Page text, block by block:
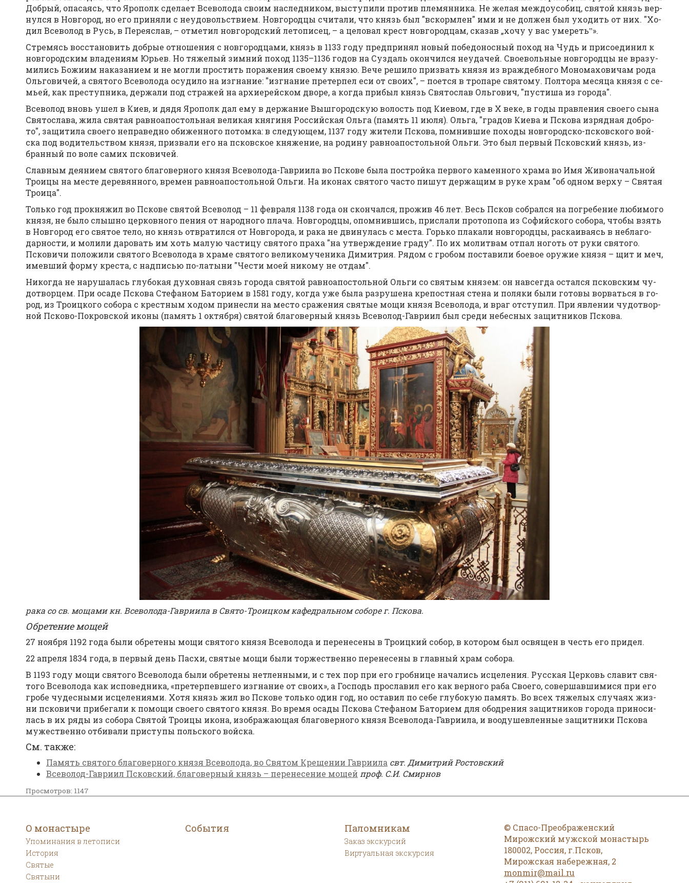
Доб­рый, опа­са­ясь, что Яро­полк сде­ла­ет Все­во­ло­да сво­им на­след­ни­ком, вы­сту­пи­ли про­тив пле­мян­ни­ка. Не же­лая меж­до­усо­биц, свя­той князь вер­
нул­ся в Нов­го­род, но его при­ня­ли с неудо­воль­стви­ем. Нов­го­род­цы счи­та­ли, что князь был "вскорм­лен" ими и не дол­жен был ухо­дить от них. "Хо­
дил Все­во­лод в Русь, в Пе­ре­я­с­лав, – от­ме­тил нов­го­род­ский ле­то­пи­сец, – а це­ло­вал крест нов­го­род­цам, ска­зав „хо­чу у вас уме­реть‟».
Стре­мясь вос­ста­но­вить доб­рые от­но­ше­ния с нов­го­род­ца­ми, князь в 1133 го­ду пред­при­нял но­вый по­бе­до­нос­ный по­ход на Чудь и при­со­еди­нил к
нов­го­род­ским вла­де­ни­ям Юрьев. Но тя­же­лый зим­ний по­ход 1135–1136 го­дов на Суз­даль окон­чил­ся неуда­чей. Свое­воль­ные нов­го­род­цы не вра­зу­
ми­лись Бо­жи­им на­ка­за­ни­ем и не мог­ли про­стить по­ра­же­ния сво­е­му кня­зю. Ве­че ре­ши­ло при­звать кня­зя из враж­деб­но­го Мо­но­ма­хо­ви­чам ро­да
Оль­го­ви­чей, а свя­то­го Все­во­ло­да осу­ди­ло на из­гна­ние: "из­гна­ние пре­тер­пел еси от сво­их", – по­ет­ся в тро­па­ре свя­то­му. Пол­то­ра ме­ся­ца кня­зя с се­
мьей, как пре­ступ­ни­ка, дер­жа­ли под стра­жей на ар­хи­ерей­ском дво­ре, а ко­гда при­был князь Свя­то­слав Оль­го­вич, "пу­сти­ша из го­ро­да".
Все­во­лод вновь ушел в Ки­ев, и дя­дя Яро­полк дал ему в дер­жа­ние Вы­ш­го­род­скую во­лость под Ки­е­вом, где в Х ве­ке, в го­ды прав­ле­ния сво­е­го сы­на
Свя­то­сла­ва, жи­ла свя­тая рав­ноап­о­столь­ная ве­ли­кая кня­ги­ня Рос­сий­ская Оль­га (па­мять 11 июля). Оль­га, "гра­дов Ки­е­ва и Пско­ва из­ряд­ная доб­ро­
то", за­щи­ти­ла сво­е­го непра­вед­но оби­жен­но­го по­том­ка: в сле­ду­ю­щем, 1137 го­ду жи­те­ли Пско­ва, пом­нив­шие по­хо­ды нов­го­род­ско-псков­ско­го вой­
ска под во­ди­тель­ством кня­зя, при­зва­ли его на псков­ское кня­же­ние, на ро­ди­ну рав­ноап­о­столь­ной Оль­ги. Это был пер­вый Псков­ский князь, из­
бран­ный по во­ле са­мих пско­ви­чей.
Слав­ным де­я­ни­ем свя­то­го бла­го­вер­но­го кня­зя Все­во­ло­да-Гав­ри­и­ла во Пско­ве бы­ла по­строй­ка пер­во­го ка­мен­но­го хра­ма во Имя Жи­во­на­чаль­ной
Тро­и­цы на ме­сте де­ре­вян­но­го, вре­мен рав­ноап­о­столь­ной Оль­ги. На ико­нах свя­то­го ча­сто пи­шут дер­жа­щим в ру­ке храм "об од­ном вер­ху – Свя­тая
Тро­и­ца".
Толь­ко год про­кня­жил во Пско­ве свя­той Все­во­лод – 11 фев­ра­ля 1138 го­да он скон­чал­ся, про­жив 46 лет. Весь Псков со­брал­ся на по­гре­бе­ние лю­би­мо­го
кня­зя, не бы­ло слыш­но цер­ков­но­го пе­ния от на­род­но­го пла­ча. Нов­го­род­цы, опом­нив­шись, при­сла­ли про­то­по­па из Со­фий­ско­го со­бо­ра, чтобы взять
в Нов­го­род его свя­тое те­ло, но князь от­вра­тил­ся от Нов­го­ро­да, и ра­ка не дви­ну­лась с ме­ста. Горь­ко пла­ка­ли нов­го­род­цы, рас­ка­и­ва­ясь в небла­го­
дар­но­сти, и мо­ли­ли да­ро­вать им хоть ма­лую ча­сти­цу свя­то­го пра­ха "на утвер­жде­ние гра­ду". По их мо­лит­вам от­пал но­готь от ру­ки свя­то­го.
Пско­ви­чи по­ло­жи­ли свя­то­го Все­во­ло­да в хра­ме свя­то­го ве­ли­ко­му­че­ни­ка Ди­мит­рия. Ря­дом с гро­бом по­ста­ви­ли бо­е­вое ору­жие кня­зя – щит и меч,
имев­ший фор­му кре­ста, с над­пи­сью по-ла­ты­ни "Че­сти мо­ей ни­ко­му не от­дам".
Ни­ко­гда не на­ру­ша­лась глу­бо­кая ду­хов­ная связь го­ро­да свя­той рав­ноап­о­столь­ной Оль­ги со свя­тым кня­зем: он на­все­гда остал­ся псков­ским чу­
до­твор­цем. При оса­де Пско­ва Сте­фа­ном Ба­то­ри­ем в 1581 го­ду, ко­гда уже бы­ла раз­ру­ше­на кре­пост­ная сте­на и по­ля­ки бы­ли го­то­вы во­рвать­ся в го­
род, из Тро­иц­ко­го со­бо­ра с крест­ным хо­дом при­нес­ли на ме­сто сра­же­ния свя­тые мо­щи кня­зя Все­во­ло­да, и враг от­сту­пил. При яв­ле­нии чу­до­твор­
ной Пско­во-По­кров­ской ико­ны (па­мять 1 ок­тяб­ря) свя­той бла­го­вер­ный князь Все­во­лод-Гав­ри­ил был сре­ди небес­ных за­щит­ни­ков Пско­ва.
рака со св. мощами кн. Всеволода-Гавриила в Свято-Троицком кафедральном соборе г. Пскова.
Об­ре­те­ние мо­щей
27 но­яб­ря 1192 го­да бы­ли об­ре­те­ны мо­щи свя­то­го кня­зя Все­во­ло­да и пе­ре­не­се­ны в Тро­иц­кий со­бор, в ко­то­ром был освя­щен в честь его при­дел.
22 ап­ре­ля 1834 го­да, в пер­вый день Пас­хи, свя­тые мо­щи бы­ли тор­же­ствен­но пе­ре­не­се­ны в глав­ный храм со­бо­ра.
В 1193 го­ду мо­щи свя­то­го Все­во­ло­да бы­ли об­ре­те­ны нетлен­ны­ми, и с тех пор при его гроб­ни­це на­ча­лись ис­це­ле­ния. Рус­ская Цер­ковь сла­вит свя­
то­го Все­во­ло­да как ис­по­вед­ни­ка, «пре­тер­пев­ше­го из­гна­ние от сво­их», а Гос­подь про­сла­вил его как вер­но­го ра­ба Сво­е­го, со­вер­шав­ши­ми­ся при его
гро­бе чу­дес­ны­ми ис­це­ле­ни­я­ми. Хо­тя князь жил во Пско­ве толь­ко один год, но оста­вил по се­бе глу­бо­кую па­мять. Во всех тя­же­лых слу­ча­ях жиз­
ни пско­ви­чи при­бе­га­ли к по­мо­щи сво­е­го свя­то­го кня­зя. Во вре­мя оса­ды Пско­ва Сте­фа­ном Ба­то­ри­ем для обод­ре­ния за­щит­ни­ков го­ро­да при­но­си­
лась в их ря­ды из со­бо­ра Свя­той Тро­и­цы ико­на, изо­бра­жа­ю­щая бла­го­вер­но­го кня­зя Все­во­ло­да-Гав­ри­и­ла, и во­оду­шев­лен­ные за­щит­ни­ки Пско­ва
му­же­ствен­но от­би­ва­ли при­сту­пы поль­ско­го вой­ска.
См. так­же:
Па­мять свя­то­го бла­го­вер­но­го кня­зя Все­во­ло­да, во Свя­том Кре­ще­нии Гав­ри­и­ла свт. Ди­мит­рий Ро­стов­ский
Всеволод-Гавриил Псковский, благоверный князь – перенесение мощей проф. С.И. Смирнов
Просмотров: 1147
О монастыре
Упоминания в летописи
История
Святые
Святыни
События Паломникам
Заказ экскурсий
Виртуальная экскурсия
© Спасо-Преображенский
Мирожский мужской монастырь
180002, Россия, г.Псков,
Мирожская набережная, 2
monmir@mail.ru